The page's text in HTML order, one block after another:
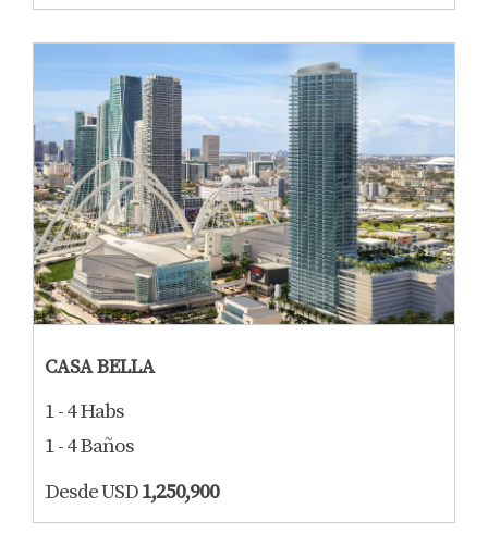
CASA BELLA
1 - 4 Habs
1 - 4 Baños
Desde USD1,250,900